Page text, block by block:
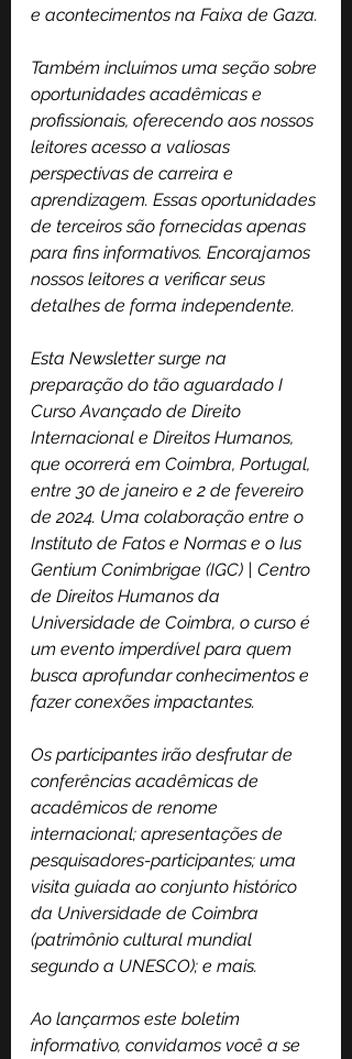
e acontecimentos na Faixa de Gaza.
Também incluímos uma seção sobre
oportunidades acadêmicas e
profissionais, oferecendo aos nossos
leitores acesso a valiosas
perspectivas de carreira e
aprendizagem. Essas oportunidades
de terceiros são fornecidas apenas
para fins informativos. Encorajamos
nossos leitores a verificar seus
detalhes de forma independente.
Esta Newsletter surge na
preparação do tão aguardado I
Curso Avançado de Direito
Internacional e Direitos Humanos,
que ocorrerá em Coimbra, Portugal,
entre 30 de janeiro e 2 de fevereiro
de 2024. Uma colaboração entre o
Instituto de Fatos e Normas e o Ius
Gentium Conimbrigae (IGC) | Centro
de Direitos Humanos da
Universidade de Coimbra, o curso é
um evento imperdível para quem
busca aprofundar conhecimentos e
fazer conexões impactantes.
Os participantes irão desfrutar de
conferências acadêmicas de
acadêmicos de renome
internacional; apresentações de
pesquisadores-participantes; uma
visita guiada ao conjunto histórico
da Universidade de Coimbra
(patrimônio cultural mundial
segundo a UNESCO); e mais.
Ao lançarmos este boletim
informativo, convidamos você a se